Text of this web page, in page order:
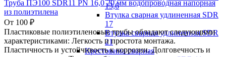
13,6
Втулка сварная удлиненная SDR
17
Втулка сварная удлиненная SDR
21
Крестовина сварная
Труба ПЭ100 SDR11 PN 16,0 20 мм водопроводная напорная
из полиэтилена
От 100 ₽
Пластиковые полиэтиленовые трубы обладают следующими
характеристиками: Легкость и простота монтажа.
Пластичность и устойчивость к коррозии. Долговечность и